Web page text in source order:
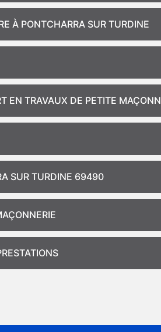
À PONTCHARRA SUR TURDINE
EN TRAVAUX DE PETITE
SUR TURDINE 69490